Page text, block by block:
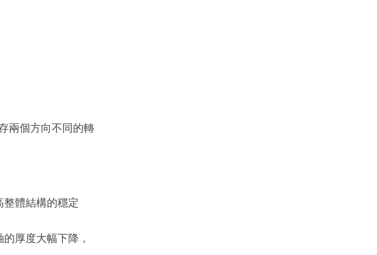
兩個方向不同的轉
體結構的穩定
厚度大幅下降，